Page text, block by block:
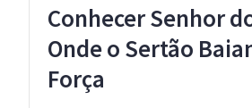
Conhecer Senhor
Onde o Sertão
Força